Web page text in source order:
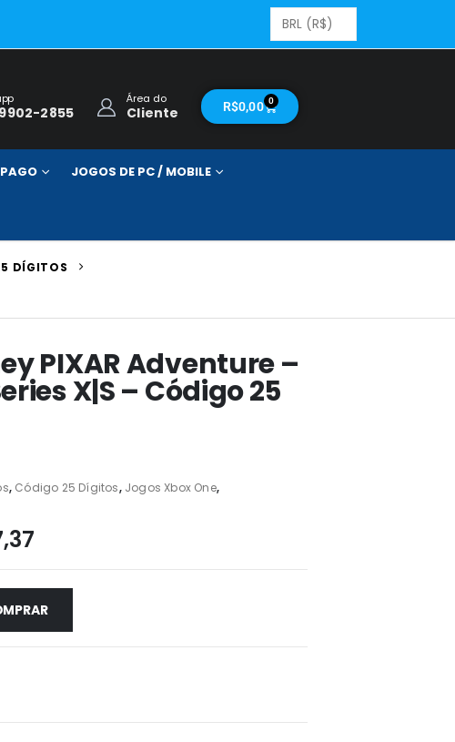
2855
Área do
Cliente R$0,00 0
JOGOS DE PC / MOBILE
DÍGITOS
PIXAR Adventure –
X|S – Código 25
, Código 25 Dígitos, Jogos Xbox One,